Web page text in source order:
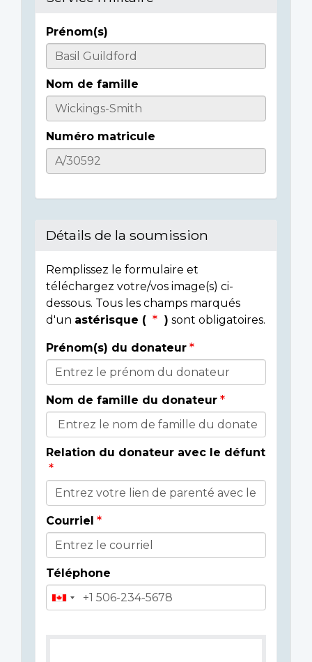
Informations
sur
l'individu
Prénom(s)
Nom de famille
Numéro matricule
Détails de la soumission
Remplissez le formulaire et
téléchargez votre/vos image(s) ci-
dessous. Tous les champs marqués
d'un astérisque ( ) sont obligatoires.
Détails
du
donateur
Prénom(s) du donateur
Nom de famille du donateur
Relation du donateur avec le défunt
Courriel
Téléphone